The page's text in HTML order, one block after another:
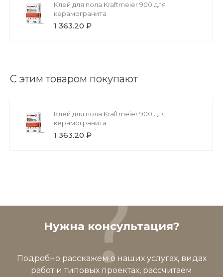
Клей для пола Kraftmeier 900 для
керамогранита
1 363.20 ₽
С этим товаром покупают
Клей для пола Kraftmeier 900 для
керамогранита
1 363.20 ₽
Нужна консультация?
Подробно расскажем о наших услугах, видах
работ и типовых проектах, рассчитаем